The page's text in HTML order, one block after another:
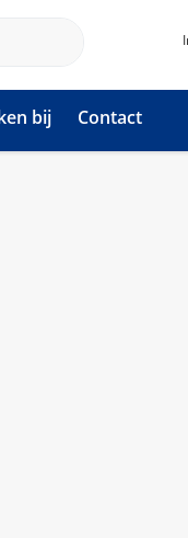
bij Contact